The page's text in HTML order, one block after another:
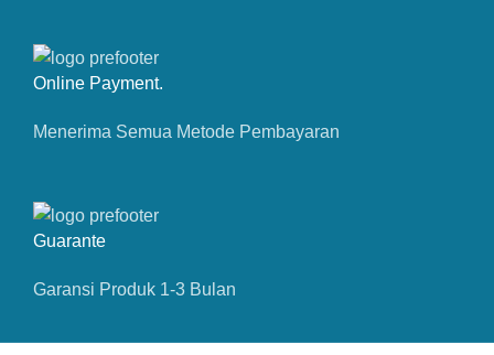
Online Payment.
Menerima Semua Metode Pembayaran
Guarante
Garansi Produk 1-3 Bulan